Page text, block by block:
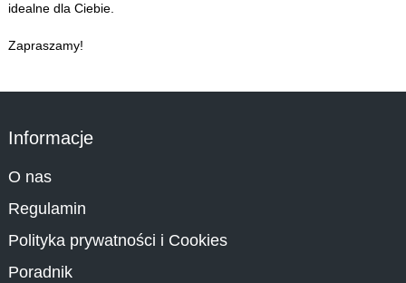
idealne dla Ciebie.
Zapraszamy!
Informacje
O nas
Regulamin
Polityka prywatności i Cookies
Poradnik